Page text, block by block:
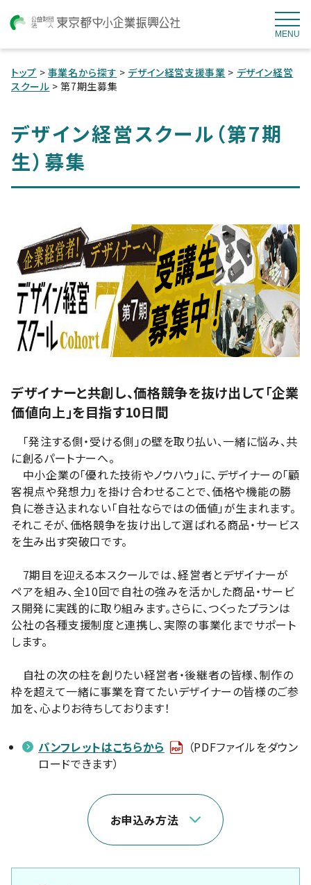
MENU
トップ > 事業名から探す > デザイン経営支援事業 > デザイン経営
スクール > 第7期生募集
デザイン経営スクール（第7期
生）募集
デザイナーと共創し、価格競争を抜け出して「企業
価値向上」を目指す10日間
「発注する側・受ける側」の壁を取り払い、一緒に悩み、共
に創るパートナーへ。
中小企業の「優れた技術やノウハウ」に、デザイナーの「顧
客視点や発想力」を掛け合わせることで、価格や機能の勝
負に巻き込まれない「自社ならではの価値」が生まれます。
それこそが、価格競争を抜け出して選ばれる商品・サービス
を生み出す突破口です。
7期目を迎える本スクールでは、経営者とデザイナーが
ペアを組み、全10回で自社の強みを活かした商品・サービ
ス開発に実践的に取り組みます。さらに、つくったプランは
公社の各種支援制度と連携し、実際の事業化までサポート
します。
自社の次の柱を創りたい経営者・後継者の皆様、制作の
枠を超えて一緒に事業を育てたいデザイナーの皆様のご参
加を、心よりお待ちしております！
パンフレットはこちらから
（PDFファイルをダウン
ロードできます）
お申込み方法